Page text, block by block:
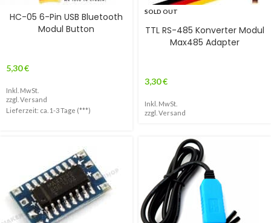
HC-05 6-Pin USB Bluetooth
Modul Button
5,30€
Inkl. MwSt.
zzgl. Versand
Lieferzeit: ca. 1-3 Tage (***)
SOLD OUT
TTL RS-485 Konverter Modul
Max485 Adapter
3,30€
Inkl. MwSt.
zzgl. Versand